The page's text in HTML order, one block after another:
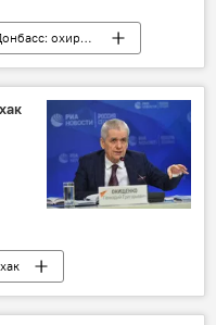
Амалиёти вижаи Русия барои ҳимояи Донбасс: охирин хабарҳо